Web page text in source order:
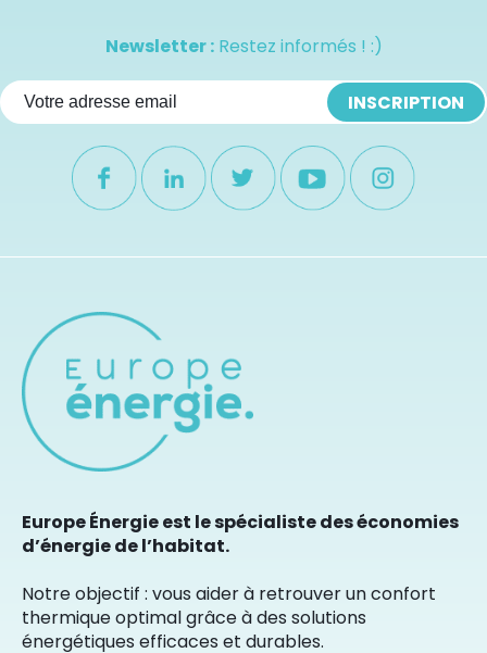
Newsletter :Restez informés ! :)
Europe Énergie est le spécialiste des économies
d’énergie de l’habitat.
Notre objectif : vous aider à retrouver un confort
thermique optimal grâce à des solutions
énergétiques efficaces et durables.